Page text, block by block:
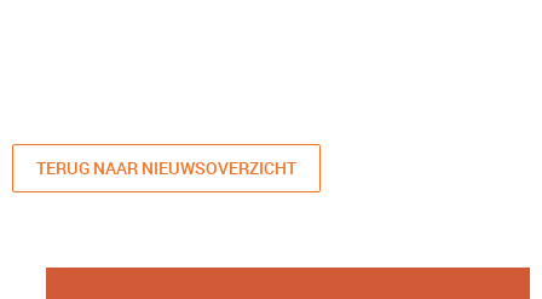
TERUG NAAR NIEUWSOVERZICHT